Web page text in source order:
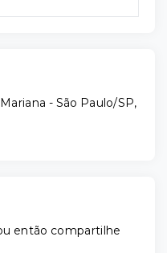
- São Paulo/SP,
então compartilhe